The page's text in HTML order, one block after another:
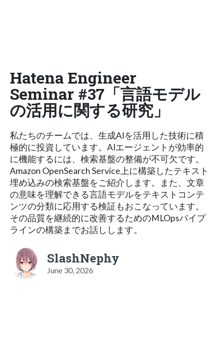
Hatena Engineer
Seminar #37「言語モデル
の活用に関する研究」
私たちのチームでは、生成AIを活用した技術に積
極的に投資しています。AIエージェントが効率的
に機能するには、検索基盤の整備が不可欠です。
Amazon OpenSearch Service上に構築したテキスト
埋め込みの検索基盤をご紹介します。また、文章
の意味を理解できる言語モデルをテキストコンテ
ンツの分類に応用する検証もおこなっています。
その品質を継続的に改善するためのMLOpsパイプ
ラインの構築までお話しします。
SlashNephy
June 30, 2026